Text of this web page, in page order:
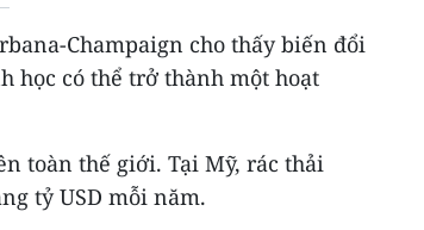
Champaign cho thấy biến đổi
học có thể trở thành một hoạt
toàn thế giới. Tại Mỹ, rác thải
tỷ USD mỗi năm.